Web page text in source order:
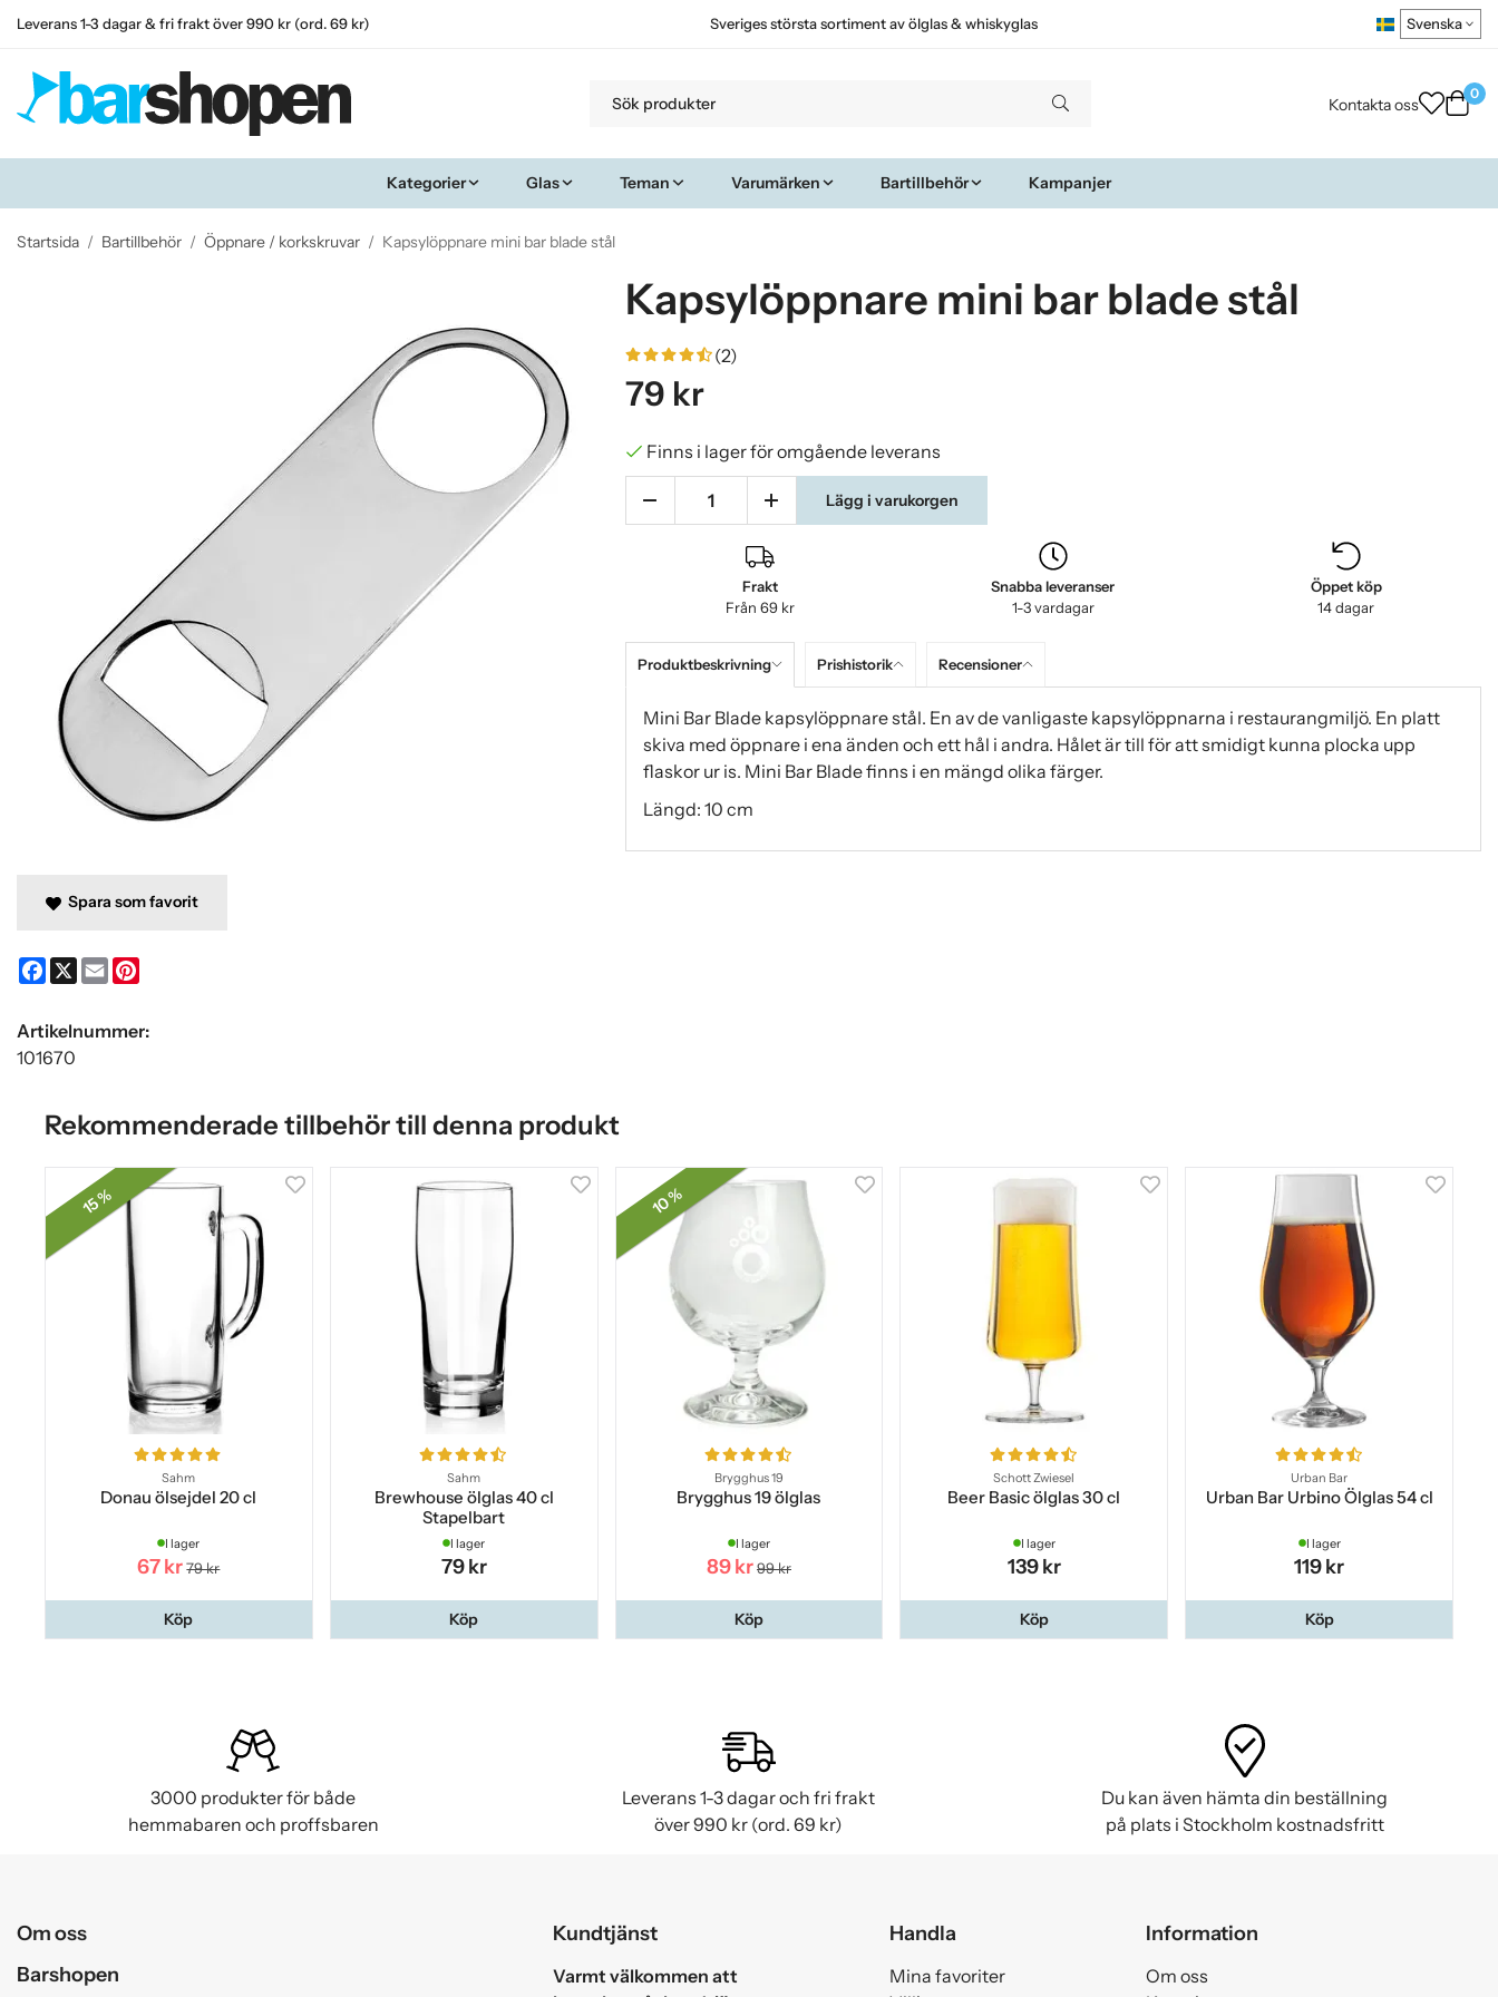
Leverans 1-3 dagar & fri frakt över 990 kr (ord. 69 kr) Sveriges största sortiment av ölglas & whiskyglas
Kontakta oss
0
Kategorier Glas Teman Varumärken Bartillbehör Kampanjer
Startsida / Bartillbehör / Öppnare / korkskruvar / Kapsylöppnare mini bar blade stål
Kapsylöppnare mini bar blade stål
(2)
79 kr
Finns i lager för omgående leverans
Lägg i varukorgen
Frakt
Från 69 kr
Snabba leveranser
1-3 vardagar
Öppet köp
14 dagar
Produktbeskrivning Prishistorik Recensioner
Mini Bar Blade kapsylöppnare stål. En av de vanligaste kapsylöppnarna i restaurangmiljö. En platt
skiva med öppnare i ena änden och ett hål i andra. Hålet är till för att smidigt kunna plocka upp
flaskor ur is. Mini Bar Blade finns i en mängd olika färger.
Längd: 10 cm
Spara som favorit
Facebook
X Email
Artikelnummer:
101670
Rekommenderade tillbehör till denna produkt
15 %
Sahm
Donau ölsejdel 20 cl
I lager
67 kr 79 kr
Köp
Sahm
Brewhouse ölglas 40 cl
Stapelbart
I lager
79 kr
Köp
10 %
Brygghus 19
Brygghus 19 ölglas
I lager
89 kr 99 kr
Köp
Schott Zwiesel
Beer Basic ölglas 30 cl
I lager
139 kr
Köp
Urban Bar
Urban Bar Urbino Ölglas 54 cl
I lager
119 kr
Köp
3000 produkter för både
hemmabaren och proffsbaren
Leverans 1-3 dagar och fri frakt
över 990 kr (ord. 69 kr)
Du kan även hämta din beställning
på plats i Stockholm kostnadsfritt
Om oss
Barshopen
Kundtjänst
Varmt välkommen att
Handla
Mina favoriter
Information
Om oss